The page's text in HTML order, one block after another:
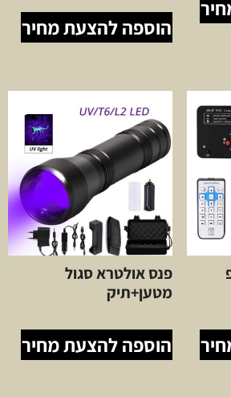
הוספה להצעת מחיר
פנס אולטרא סגול
מטען+תיק
הוספה להצעת מחיר